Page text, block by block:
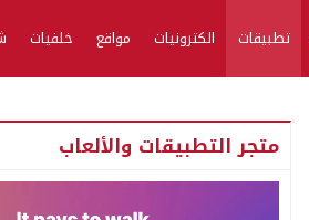
تطبيقات الكترونيات مواقع خلفيات
متجر التطبيقات والألعاب